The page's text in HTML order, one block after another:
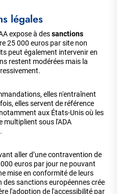
légales
expose à dessanctions
25 000 euros par site non
peut également intervenir en
restent modérées mais la
elles n'entraînent
elles servent de référence
aux États-Unis où les
multiplient sous l'ADA
aller d’une contravention de
euros par jour ne pouvant
mise en conformité de leurs
sanctions européennes crée
l'adoption de l'accessibilité par